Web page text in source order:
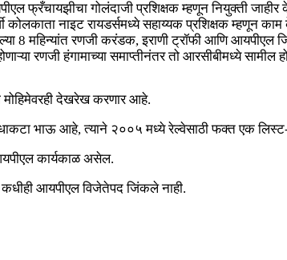
फ्रँचायझीचा गोलंदाजी प्रशिक्षक म्हणून नियुक्ती
कोलकाता नाइट रायडर्समध्ये सहाय्यक प्रशिक्षक म्हणून
महिन्यांत रणजी करंडक, इराणी ट्रॉफी आणि आयपीएल
रणजी हंगामाच्या समाप्तीनंतर तो आरसीबीमध्ये सामील
मोहिमेवरही देखरेख करणार आहे.
धाकटा भाऊ आहे, त्याने २००५ मध्ये रेल्वेसाठी फक्त एक
कार्यकाळ असेल.
आयपीएल विजेतेपद जिंकले नाही.